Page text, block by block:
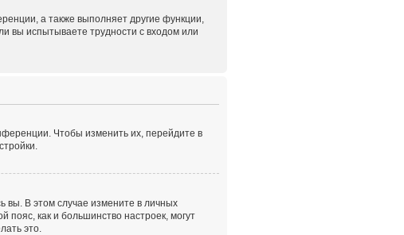
а также выполняет другие функции,
вы испытываете трудности с входом или
Чтобы изменить их, перейдите в
вы. В этом случае измените в личных
пояс, как и большинство настроек, могут
это.